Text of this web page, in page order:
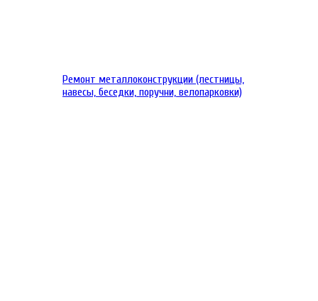
Ремонт металлоконструкции (лестницы,
навесы, беседки, поручни, велопарковки)